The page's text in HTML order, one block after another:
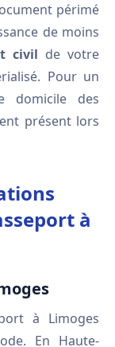
périmé
de moins
civil de votre
Pour un
domicile des
présent lors
à
à Limoges
En Haute-